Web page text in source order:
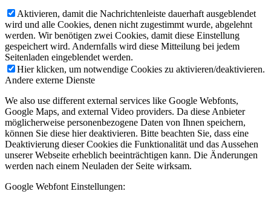
Aktivieren, damit die Nachrichtenleiste dauerhaft ausgeblendet
wird und alle Cookies, denen nicht zugestimmt wurde, abgelehnt
werden. Wir benötigen zwei Cookies, damit diese Einstellung
gespeichert wird. Andernfalls wird diese Mitteilung bei jedem
Seitenladen eingeblendet werden.
Hier klicken, um notwendige Cookies zu aktivieren/deaktivieren.
Andere externe Dienste
We also use different external services like Google Webfonts,
Google Maps, and external Video providers. Da diese Anbieter
möglicherweise personenbezogene Daten von Ihnen speichern,
können Sie diese hier deaktivieren. Bitte beachten Sie, dass eine
Deaktivierung dieser Cookies die Funktionalität und das Aussehen
unserer Webseite erheblich beeinträchtigen kann. Die Änderungen
werden nach einem Neuladen der Seite wirksam.
Google Webfont Einstellungen: